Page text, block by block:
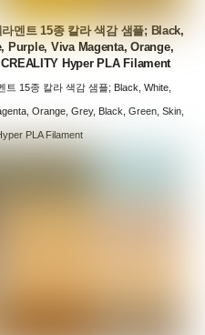
멘트 15종 칼라 색감 샘플; Black,
Purple, Viva Magenta, Orange,
Hyper PLA Filament
15종 칼라 색감 샘플; Black, White,
Orange, Grey, Black, Green, Skin,
PLA Filament